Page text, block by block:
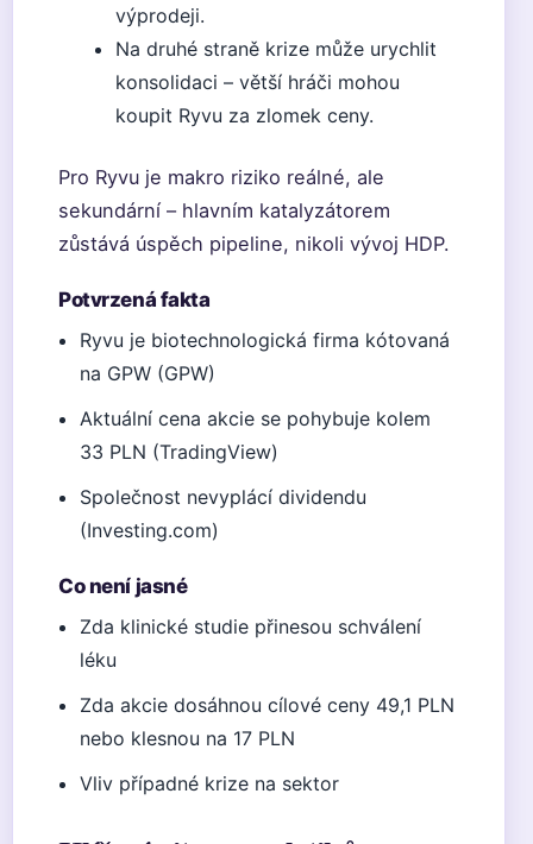
výprodeji.
Na druhé straně krize může urychlit
konsolidaci – větší hráči mohou
koupit Ryvu za zlomek ceny.
Pro Ryvu je makro riziko reálné, ale
sekundární – hlavním katalyzátorem
zůstává úspěch pipeline, nikoli vývoj HDP.
Potvrzená fakta
Ryvu je biotechnologická firma kótovaná
na GPW (GPW)
Aktuální cena akcie se pohybuje kolem
33 PLN (TradingView)
Společnost nevyplácí dividendu
(Investing.com)
Co není jasné
Zda klinické studie přinesou schválení
léku
Zda akcie dosáhnou cílové ceny 49,1 PLN
nebo klesnou na 17 PLN
Vliv případné krize na sektor